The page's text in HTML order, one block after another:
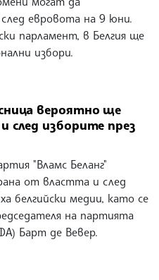
евровота на 9 юни.
парламент, в Белгия ще
избори.
вероятно ще
след изборите през
"Вламс Беланг"
от властта и след
белгийски медии, като се
на партията
Барт де Вевер.